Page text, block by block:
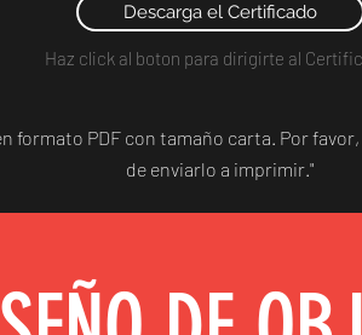
Descarga el Certificado
Haz click al boton para dirigirte al
formato PDF con tamaño carta. Por
de enviarlo a imprimir."